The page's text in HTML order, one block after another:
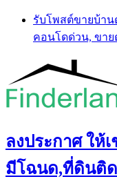
Skip
content
รับโพสต์ขายบ้า
คอนโดด่วน, ขา
ลงประกาศ ให้
มีโฉนด,ที่ดินติ